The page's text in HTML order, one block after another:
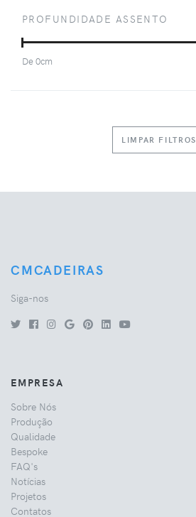
PROFUNDIDADE ASSENTO
De0cm
LIMPAR FILTROS
CMCADEIRAS
Siga-nos
EMPRESA
Sobre Nós
Produção
Qualidade
Bespoke
FAQ's
Notícias
Projetos
Contatos